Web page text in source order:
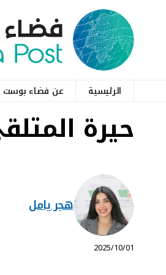
الرئيسية عن فضاء بوست
حيرة
⠀ 2025/10/01
هجر يامل